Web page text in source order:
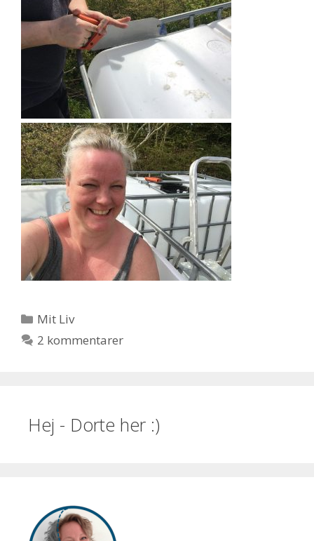
Kategorier
Mit Liv
2 kommentarer
Hej - Dorte her :)